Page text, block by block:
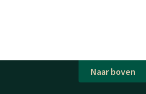
Naar boven